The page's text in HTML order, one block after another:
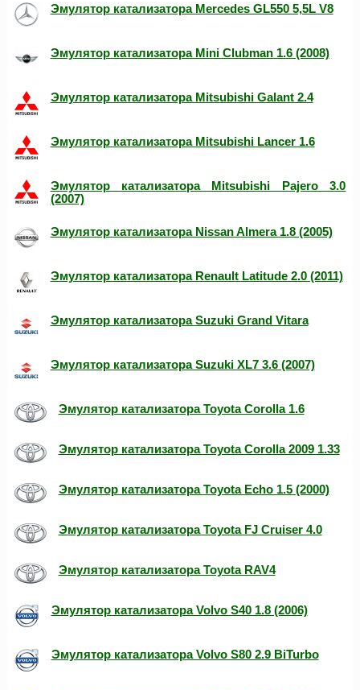
Эмулятор катализатора Mercedes GL550 5,5L V8
Эмулятор катализатора Mini Clubman 1.6 (2008)
Эмулятор катализатора Mitsubishi Galant 2.4
Эмулятор катализатора Mitsubishi Lancer 1.6
Эмулятор катализатора Mitsubishi Pajero 3.0
(2007)
Эмулятор катализатора Nissan Almera 1.8 (2005)
Эмулятор катализатора Renault Latitude 2.0 (2011)
Эмулятор катализатора Suzuki Grand Vitara
Эмулятор катализатора Suzuki XL7 3.6 (2007)
Эмулятор катализатора Toyota Corolla 1.6
Эмулятор катализатора Toyota Corolla 2009 1.33
Эмулятор катализатора Toyota Echo 1.5 (2000)
Эмулятор катализатора Toyota FJ Cruiser 4.0
Эмулятор катализатора Toyota RAV4
Эмулятор катализатора Volvo S40 1.8 (2006)
Эмулятор катализатора Volvo S80 2.9 BiTurbo